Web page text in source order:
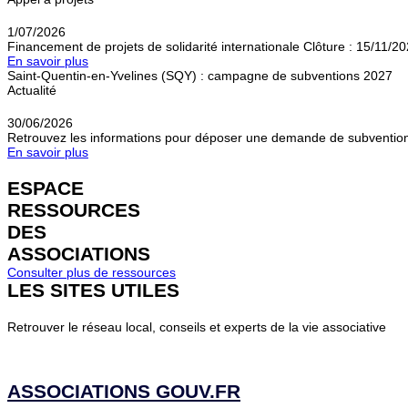
1/07/2026
Financement de projets de solidarité internationale Clôture : 15/11/
En savoir plus
Saint-Quentin-en-Yvelines (SQY) : campagne de subventions 2027
Actualité
30/06/2026
Retrouvez les informations pour déposer une demande de
En savoir plus
ESPACE
RESSOURCES
DES
ASSOCIATIONS
Consulter plus de ressources
LES SITES UTILES
Retrouver le réseau local, conseils et experts de la vie associative
ASSOCIATIONS GOUV.FR